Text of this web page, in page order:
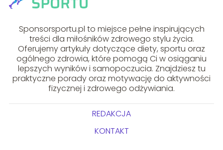
Sponsorsportu.pl to miejsce pełne inspirujących
treści dla miłośników zdrowego stylu życia.
Oferujemy artykuły dotyczące diety, sportu oraz
ogólnego zdrowia, które pomogą Ci w osiąganiu
lepszych wyników i samopoczucia. Znajdziesz tu
praktyczne porady oraz motywację do aktywności
fizycznej i zdrowego odżywiania.
REDAKCJA
KONTAKT